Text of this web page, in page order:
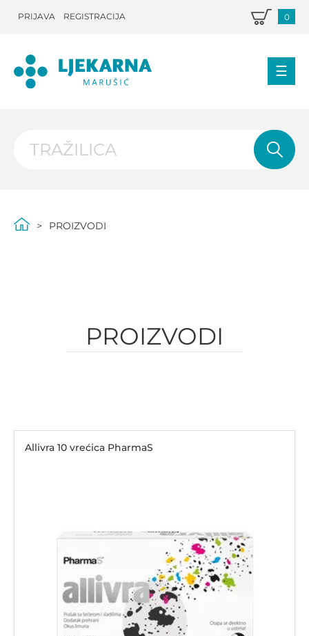
PRIJAVA REGISTRACIJA 0
PROIZVODI
PROIZVODI
Allivra 10 vrećica PharmaS